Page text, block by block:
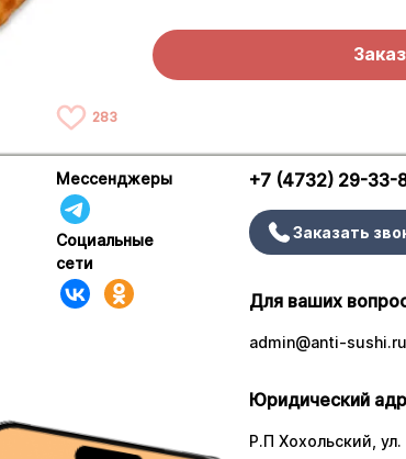
283
Мессенджеры
Социальные
сети
+7 (4732) 29-33-
Заказать
Для ваших
admin@anti-sushi.ru
Юридический
Р.П Хохольский,